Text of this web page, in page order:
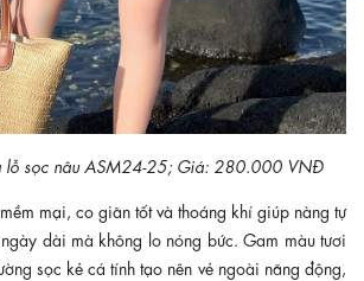
lỗ sọc nâu ASM24-25; Giá: 280.000 VNĐ
mại, co giãn tốt và thoáng khí giúp nàng tự
dài mà không lo nóng bức. Gam màu tươi
sọc kẻ cá tính tạo nên vẻ ngoài năng động,